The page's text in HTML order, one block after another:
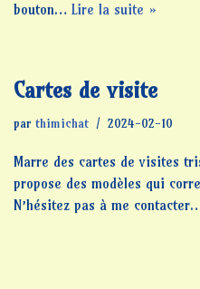
bouton… Lire la suite »
Cartes de visite
par thimichat 2024-02-10
Marre des cartes de visites
propose des modèles qui
N’hésitez pas à me